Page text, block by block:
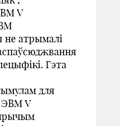
V
не атрымалі
Гэта
для
ЭВМ V